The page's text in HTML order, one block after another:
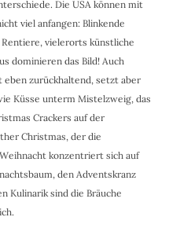
Die USA können mit
viel anfangen: Blinkende
vielerorts künstliche
dominieren das Bild! Auch
zurückhaltend, setzt aber
Küsse unterm Mistelzweig, das
Crackers auf der
Christmas, der die
konzentriert sich auf
den Adventskranz
Kulinarik sind die Bräuche